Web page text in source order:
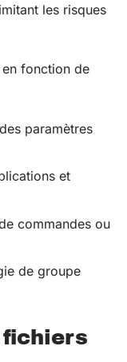
les risques
fonction de
paramètres
et
commandes ou
de groupe
fichiers